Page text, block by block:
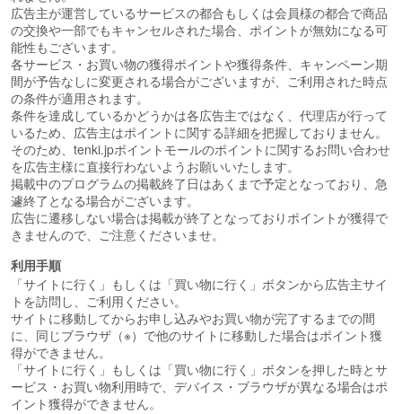
広告主が運営しているサービスの都合もしくは会員様の都合で商品
の交換や一部でもキャンセルされた場合、ポイントが無効になる可
能性もございます。
各サービス・お買い物の獲得ポイントや獲得条件、キャンペーン期
間が予告なしに変更される場合がございますが、ご利用された時点
の条件が適用されます。
条件を達成しているかどうかは各広告主ではなく、代理店が行って
いるため、広告主はポイントに関する詳細を把握しておりません。
そのため、tenki.jpポイントモールのポイントに関するお問い合わせ
を広告主様に直接行わないようお願いいたします。
掲載中のプログラムの掲載終了日はあくまで予定となっており、急
遽終了となる場合がございます。
広告に遷移しない場合は掲載が終了となっておりポイントが獲得で
きませんので、ご注意くださいませ。
利用手順
「サイトに行く」もしくは「買い物に行く」ボタンから広告主サイ
トを訪問し、ご利用ください。
サイトに移動してからお申し込みやお買い物が完了するまでの間
に、同じブラウザ（※）で他のサイトに移動した場合はポイント獲
得ができません。
「サイトに行く」もしくは「買い物に行く」ボタンを押した時とサ
ービス・お買い物利用時で、デバイス・ブラウザが異なる場合はポ
イント獲得ができません。